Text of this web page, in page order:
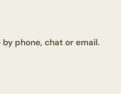
phone, chat or email.